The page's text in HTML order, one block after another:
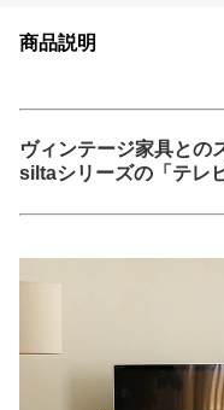
商品説明
ヴィンテージ家具との
siltaシリーズの「テレ